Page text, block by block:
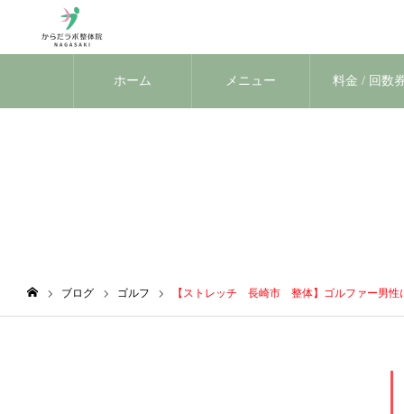
ホーム メニュー 料金 / 回数
ブログ ゴルフ 【ストレッチ 長崎市 整体】ゴルファー男性